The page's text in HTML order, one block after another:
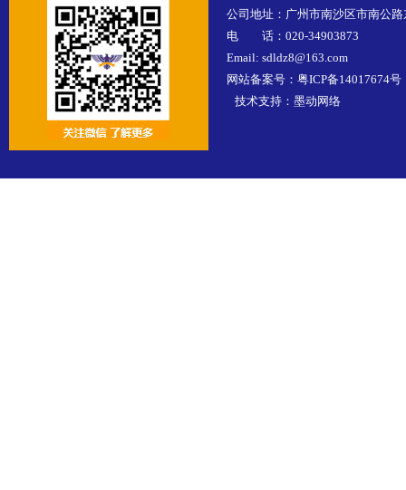
公司地址：广州市南沙区市南公
电 话：020-34903873
Email: sdldz8@163.com
网站备案号： 粤ICP备14017674号
技术支持： 墨动网络